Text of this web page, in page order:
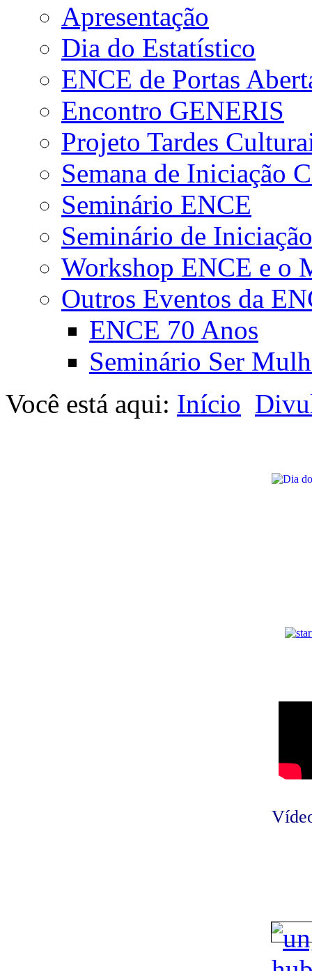
Apresentação
Dia do Estatístico
ENCE de Portas
Encontro GENERIS
Projeto Tardes
Semana de Iniciação
Seminário ENCE
Seminário de
Workshop ENCE e o
Outros Eventos da
ENCE 70 Anos
Seminário Ser
Você está aqui: Início